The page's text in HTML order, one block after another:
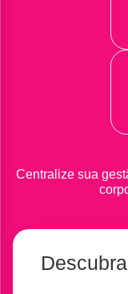
Centralize sua